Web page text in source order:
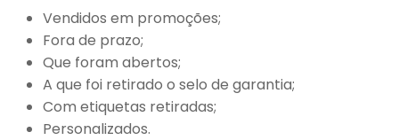
Vendidos em promoções;
Fora de prazo;
Que foram abertos;
A que foi retirado o selo de garantia;
Com etiquetas retiradas;
Personalizados.